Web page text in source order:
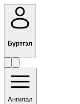
Бүртгэл
Ангилал